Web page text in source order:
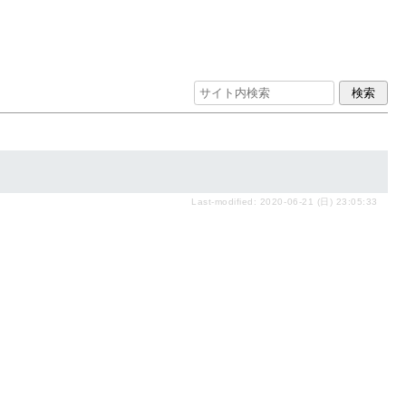
Last-modified: 2020-06-21 (日) 23:05:33